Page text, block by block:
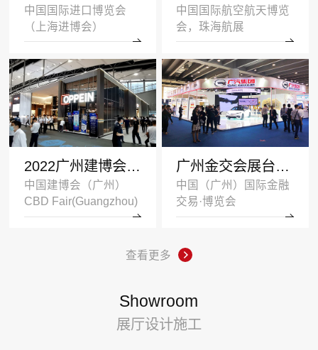
中国国际进口博览会
（上海进博会）
中国国际航空航天博览
会，珠海航展
2022广州建博会双层展台设计搭建案例_欧派家居
中国建博会（广州）
CBD Fair(Guangzhou)
广州金交会展台设计案例_广汽集团
中国（广州）国际金融
交易·博览会
查看更多
Showroom
展厅设计施工